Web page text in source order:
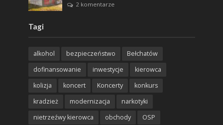
2 komentarze
Tagi
alkohol bezpieczeństwo
Bełchatów
dofinansowanie
inwestycje
kierowca
kolizja
koncert Koncerty
konkurs
kradzież
modernizacja
narkotyki
nietrzeźwy kierowca
obchody
OSP